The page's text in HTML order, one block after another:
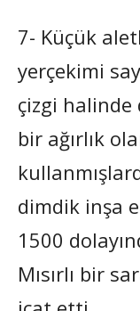
7- Küçük
yerçekimi
çizgi halinde
bir ağırlık
dimdik inşa
1500
Mısırlı bir